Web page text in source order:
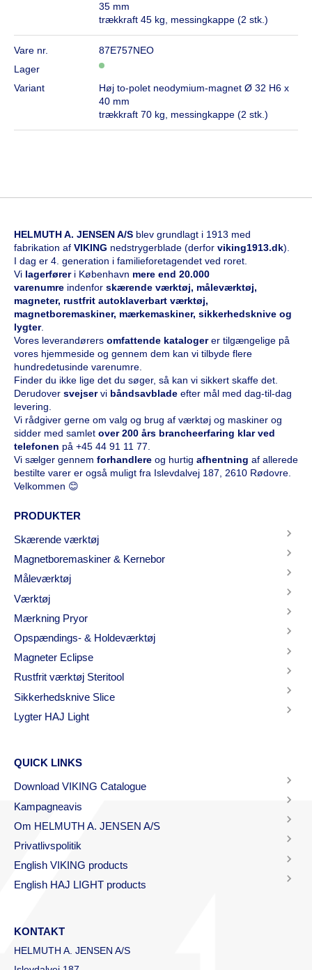
35 mm
trækkraft 45 kg, messingkappe (2 stk.)
Vare nr.
87E757NEO
Lager
Variant
Høj to-polet neodymium-magnet Ø 32 H6 x
40 mm
trækkraft 70 kg, messingkappe (2 stk.)
HELMUTH A. JENSEN A/S blev grundlagt i 1913 med
fabrikation af VIKING nedstrygerblade (derfor viking1913.dk).
I dag er 4. generation i familieforetagendet ved roret.
Vi lagerfører i København mere end 20.000
varenumre indenfor skærende værktøj, måleværktøj,
magneter, rustfrit autoklaverbart værktøj,
magnetboremaskiner, mærkemaskiner, sikkerhedsknive og
lygter.
Vores leverandørers omfattende katalogerer tilgængelige på
vores hjemmeside og gennem dem kan vi tilbyde flere
hundredetusinde varenumre.
Finder du ikke lige det du søger, så kan vi sikkert skaffe det.
Derudover svejservi båndsavblade efter mål med dag-til-dag
levering.
Vi rådgiver gerne om valg og brug af værktøj og maskiner og
sidder med samlet over 200 års brancheerfaring klar ved
telefonen på +45 44 91 11 77
Vi sælger gennem forhandlere og hurtig afhentning af allerede
bestilte varer er også muligt fra Islevdalvej 187, 2610 Rødovre.
Velkommen 😊
PRODUKTER
Skærende værktøj
Magnetboremaskiner & Kernebor
Måleværktøj
Værktøj
Mærkning Pryor
Opspændings- & Holdeværktøj
Magneter Eclipse
Rustfrit værktøj Steritool
Sikkerhedsknive Slice
Lygter HAJ Light
QUICK LINKS
Download VIKING Catalogue
Kampagneavis
Om HELMUTH A. JENSEN A/S
Privatlivspolitik
English VIKING products
English HAJ LIGHT products
KONTAKT
HELMUTH A. JENSEN A/S